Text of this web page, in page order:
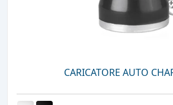
CARICATORE AUTO